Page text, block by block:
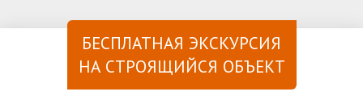
БЕСПЛАТНАЯ ЭКСКУРСИЯ
НА СТРОЯЩИЙСЯ ОБЪЕКТ